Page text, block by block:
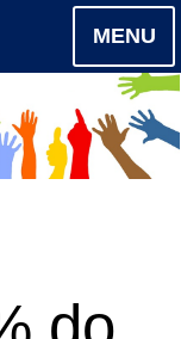
MENU